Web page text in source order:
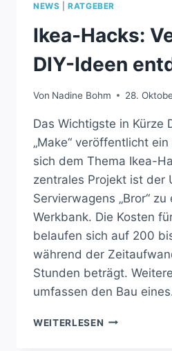
NEWS |RATGEBER
Ikea-Hacks:
DIY-Ideen
Von Nadine Bohm 28.
Das Wichtigste in Kürze
„Make“ veröffentlicht
sich dem Thema Ikea-
zentrales Projekt ist der
Servierwagens „Bror“
Werkbank. Die Kosten
belaufen sich auf 200
während der
Stunden beträgt.
umfassen den Bau
WEITERLESEN IKEA-